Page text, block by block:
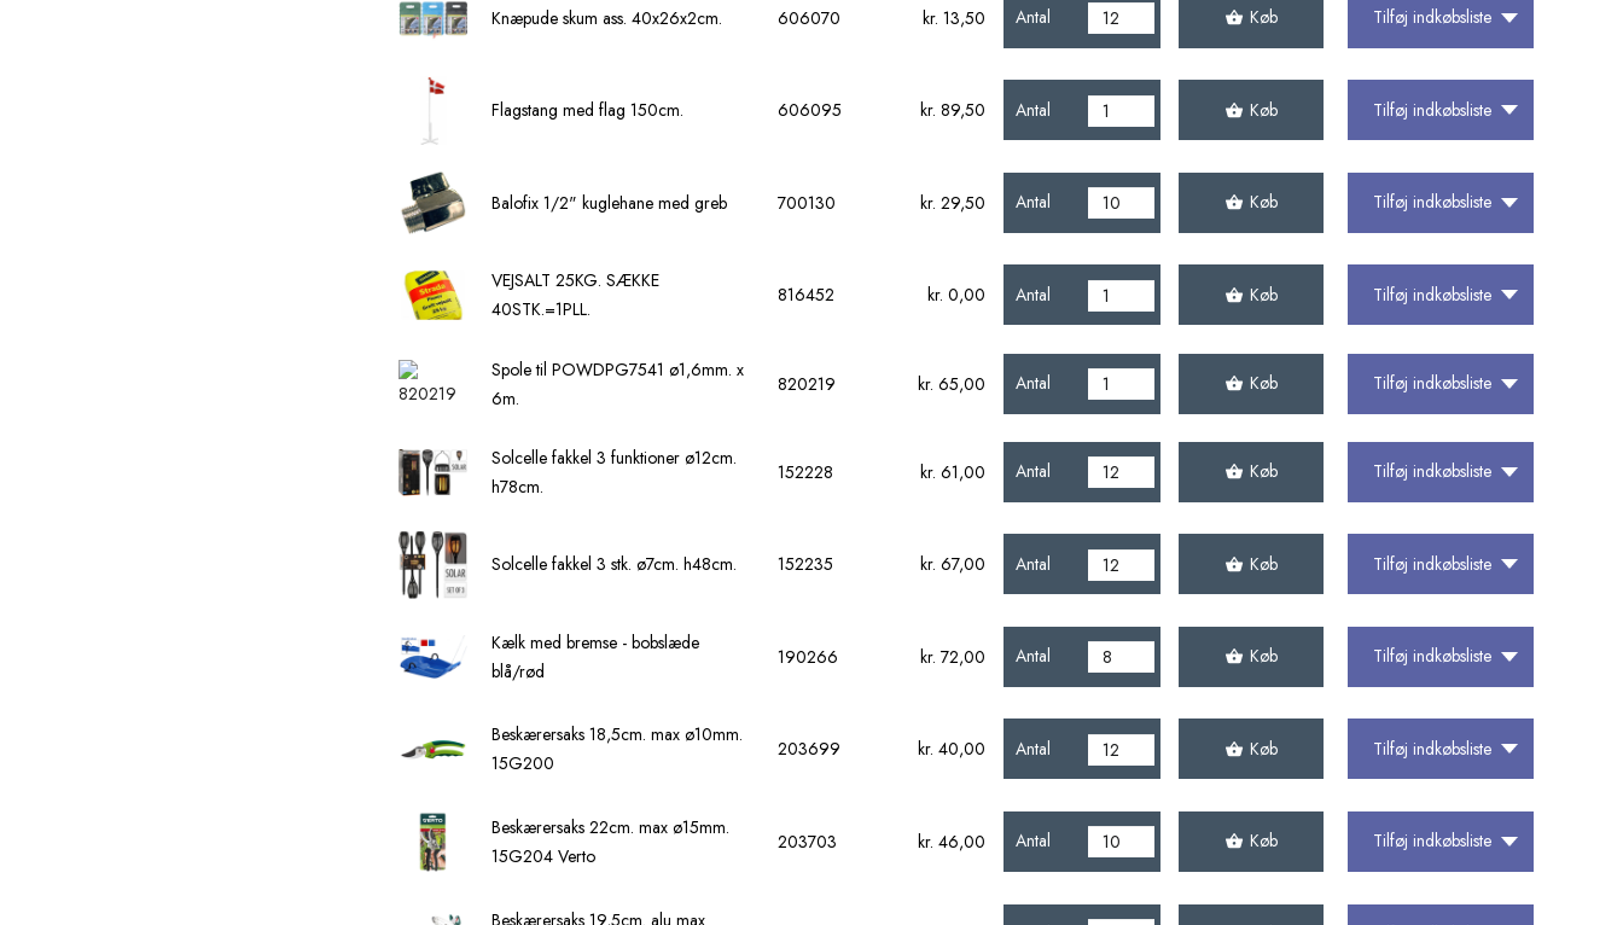
Knæpude skum ass. 40x26x2cm. 606070 kr. 13,50 Antal Køb Tilføj indkøbsliste
Flagstang med flag 150cm. 606095 kr. 89,50 Antal Køb Tilføj indkøbsliste
Balofix 1/2" kuglehane med greb 700130 kr. 29,50 Antal Køb Tilføj indkøbsliste
VEJSALT 25KG. SÆKKE
40STK.=1PLL.
816452 kr. 0,00 Antal Køb Tilføj indkøbsliste
Spole til POWDPG7541 ø1,6mm. x
6m.
820219 kr. 65,00 Antal Køb Tilføj indkøbsliste
Solcelle fakkel 3 funktioner ø12cm.
h78cm.
152228 kr. 61,00 Antal Køb Tilføj indkøbsliste
Solcelle fakkel 3 stk. ø7cm. h48cm. 152235 kr. 67,00 Antal Køb Tilføj indkøbsliste
Kælk med bremse - bobslæde
blå/rød
190266 kr. 72,00 Antal Køb Tilføj indkøbsliste
Beskærersaks 18,5cm. max ø10mm.
15G200
203699 kr. 40,00 Antal Køb Tilføj indkøbsliste
Beskærersaks 22cm. max ø15mm.
15G204 Verto
203703 kr. 46,00 Antal Køb Tilføj indkøbsliste
Beskærersaks 19,5cm. alu max